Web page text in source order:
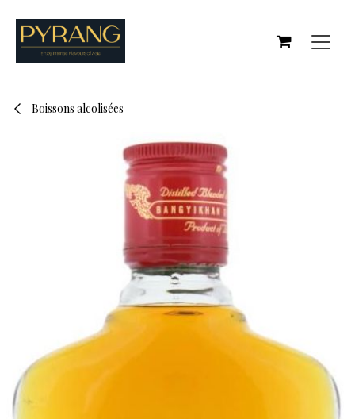
Boissons alcolisées